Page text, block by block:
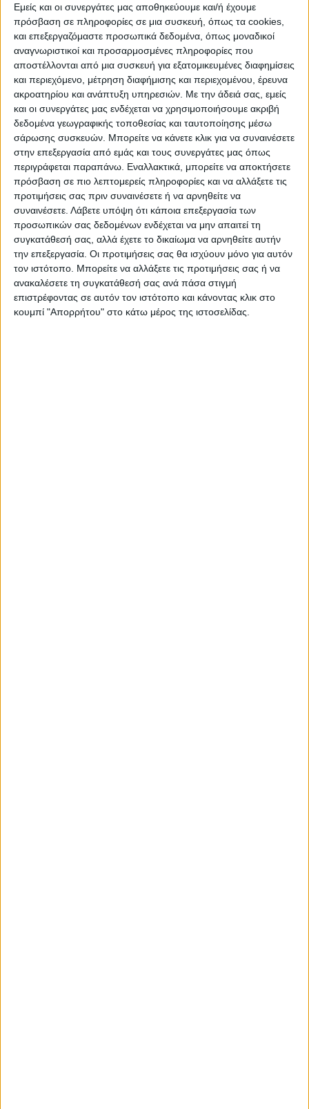
Εμείς και οι συνεργάτες μας αποθηκεύουμε και/ή έχουμε
πρόσβαση σε πληροφορίες σε μια συσκευή, όπως τα cookies,
και επεξεργαζόμαστε προσωπικά δεδομένα, όπως μοναδικοί
αναγνωριστικοί και προσαρμοσμένες πληροφορίες που
αποστέλλονται από μια συσκευή για εξατομικευμένες διαφημίσεις
και περιεχόμενο, μέτρηση διαφήμισης και περιεχομένου, έρευνα
ακροατηρίου και ανάπτυξη υπηρεσιών. Με την άδειά σας, εμείς
και οι συνεργάτες μας ενδέχεται να χρησιμοποιήσουμε ακριβή
δεδομένα γεωγραφικής τοποθεσίας και ταυτοποίησης μέσω
σάρωσης συσκευών. Μπορείτε να κάνετε κλικ για να συναινέσετε
στην επεξεργασία από εμάς και τους συνεργάτες μας όπως
περιγράφεται παραπάνω. Εναλλακτικά, μπορείτε να αποκτήσετε
πρόσβαση σε πιο λεπτομερείς πληροφορίες και να αλλάξετε τις
προτιμήσεις σας πριν συναινέσετε ή να αρνηθείτε να
συναινέσετε. Λάβετε υπόψη ότι κάποια επεξεργασία των
προσωπικών σας δεδομένων ενδέχεται να μην απαιτεί τη
συγκατάθεσή σας, αλλά έχετε το δικαίωμα να αρνηθείτε αυτήν
την επεξεργασία. Οι προτιμήσεις σας θα ισχύουν μόνο για αυτόν
τον ιστότοπο. Μπορείτε να αλλάξετε τις προτιμήσεις σας ή να
ανακαλέσετε τη συγκατάθεσή σας ανά πάσα στιγμή
επιστρέφοντας σε αυτόν τον ιστότοπο και κάνοντας κλικ στο
κουμπί "Απορρήτου" στο κάτω μέρος της ιστοσελίδας.
αναμένουμε και τις πρώτες χιονοπτώσεις
στα ορεινά ενώ από σήμερα επικρατεί ένα
βόρειο ρεύμα και ήδη το κρύο αρχίζει να
γίνεται αισθητό και στη Λάρισα.
Τελευταίες Ειδήσεις Σήμερα
Ακολούθησε την εφημερίδα ΝΕΟΣ
ΑΓΩΝ στο Google News!
Όλες οι εξελίξεις στην περιοχή της
Καρδίτσας και ευρύτερα της Θεσσαλίας
ΠΡΟΗΓΟΥΜΕΝΟ ΑΡΘΡΟ
Πόσα γήπεδα θα χτίσουμε
ακόμη;
ΕΠΟΜΕΝΟ ΑΡΘΡΟ
Συνεχίζεται την Τετάρτη η
δίκη για τον Βασίλη Μάγγο -
Ρυθμίσεις κυκλοφορίας από
την Αστυνομική Διεύθυνση